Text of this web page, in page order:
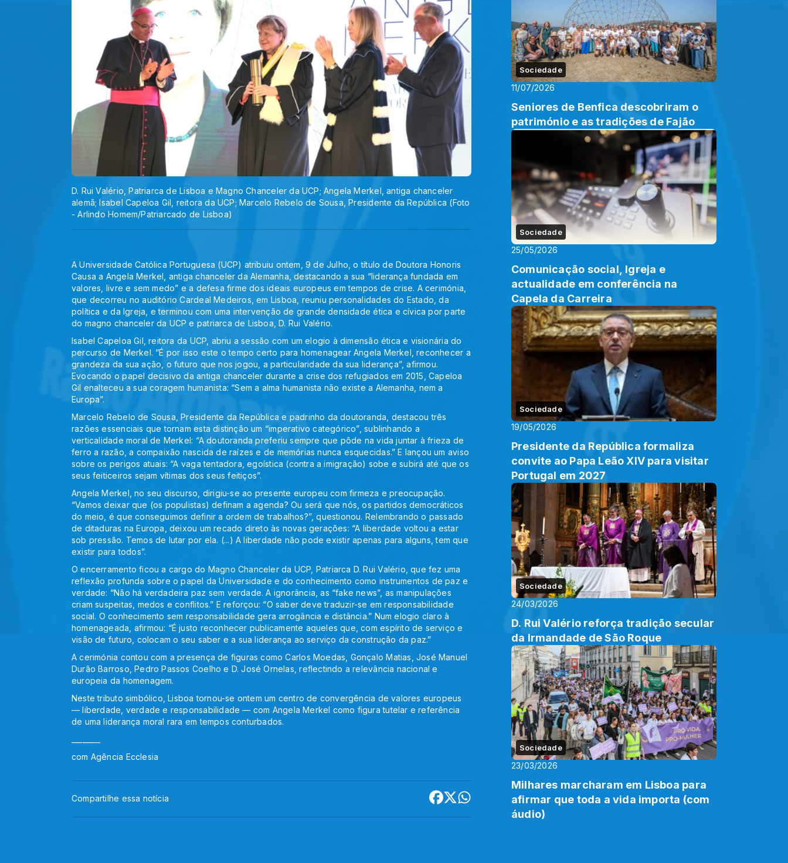
D. Rui Valério, Patriarca de Lisboa e Magno Chanceler da UCP; Angela Merkel, antiga chanceler
alemã; Isabel Capeloa Gil, reitora da UCP; Marcelo Rebelo de Sousa, Presidente da República (Foto
- Arlindo Homem/Patriarcado de Lisboa)
A Universidade Católica Portuguesa (UCP) atribuiu ontem, 9 de Julho, o título de Doutora Honoris
Causa a Angela Merkel, antiga chanceler da Alemanha, destacando a sua “liderança fundada em
valores, livre e sem medo” e a defesa firme dos ideais europeus em tempos de crise. A cerimónia,
que decorreu no auditório Cardeal Medeiros, em Lisboa, reuniu personalidades do Estado, da
política e da Igreja, e terminou com uma intervenção de grande densidade ética e cívica por parte
do magno chanceler da UCP e patriarca de Lisboa, D. Rui Valério.
Isabel Capeloa Gil, reitora da UCP, abriu a sessão com um elogio à dimensão ética e visionária do
percurso de Merkel. “É por isso este o tempo certo para homenagear Angela Merkel, reconhecer a
grandeza da sua ação, o futuro que nos jogou, a particularidade da sua liderança”, afirmou.
Evocando o papel decisivo da antiga chanceler durante a crise dos refugiados em 2015, Capeloa
Gil enalteceu a sua coragem humanista: “Sem a alma humanista não existe a Alemanha, nem a
Europa”.
Marcelo Rebelo de Sousa, Presidente da República e padrinho da doutoranda, destacou três
razões essenciais que tornam esta distinção um “imperativo categórico”, sublinhando a
verticalidade moral de Merkel: “A doutoranda preferiu sempre que pôde na vida juntar à frieza de
ferro a razão, a compaixão nascida de raízes e de memórias nunca esquecidas.” E lançou um aviso
sobre os perigos atuais: “A vaga tentadora, egoística (contra a imigração) sobe e subirá até que os
seus feiticeiros sejam vítimas dos seus feitiços”.
Angela Merkel, no seu discurso, dirigiu-se ao presente europeu com firmeza e preocupação.
“Vamos deixar que (os populistas) definam a agenda? Ou será que nós, os partidos democráticos
do meio, é que conseguimos definir a ordem de trabalhos?”, questionou. Relembrando o passado
de ditaduras na Europa, deixou um recado direto às novas gerações: “A liberdade voltou a estar
sob pressão. Temos de lutar por ela. (...) A liberdade não pode existir apenas para alguns, tem que
existir para todos”.
O encerramento ficou a cargo do Magno Chanceler da UCP, Patriarca D. Rui Valério, que fez uma
reflexão profunda sobre o papel da Universidade e do conhecimento como instrumentos de paz e
verdade: “Não há verdadeira paz sem verdade. A ignorância, as “fake news”, as manipulações
criam suspeitas, medos e conflitos.” E reforçou: “O saber deve traduzir-se em responsabilidade
social. O conhecimento sem responsabilidade gera arrogância e distância.” Num elogio claro à
homenageada, afirmou: “É justo reconhecer publicamente aqueles que, com espírito de serviço e
visão de futuro, colocam o seu saber e a sua liderança ao serviço da construção da paz.”
A cerimónia contou com a presença de figuras como Carlos Moedas, Gonçalo Matias, José Manuel
Durão Barroso, Pedro Passos Coelho e D. José Ornelas, reflectindo a relevância nacional e
europeia da homenagem.
Neste tributo simbólico, Lisboa tornou-se ontem um centro de convergência de valores europeus
— liberdade, verdade e responsabilidade — com Angela Merkel como figura tutelar e referência
de uma liderança moral rara em tempos conturbados.
com Agência Ecclesia
Compartilhe essa notícia
Sociedade
11/07/2026
Seniores de Benfica descobriram o
património e as tradições de Fajão
Sociedade
25/05/2026
Comunicação social, Igreja e
actualidade em conferência na
Capela da Carreira
Sociedade
19/05/2026
Presidente da República formaliza
convite ao Papa Leão XIV para visitar
Portugal em 2027
Sociedade
24/03/2026
D. Rui Valério reforça tradição secular
da Irmandade de São Roque
Sociedade
23/03/2026
Milhares marcharam em Lisboa para
afirmar que toda a vida importa (com
áudio)